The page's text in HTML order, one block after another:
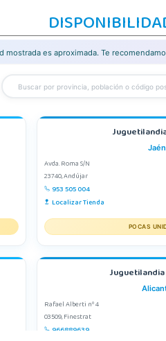
mostrada es aproximada. Te
Jaén
Avda. Roma S/N
23740, Andújar
953 505 004
Localizar Tienda
POCAS
Rafael Alberti nº 4
03509, Finestrat
966889639